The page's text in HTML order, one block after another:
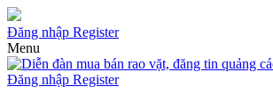
Đăng nhập Register
Menu
Đăng nhập Register